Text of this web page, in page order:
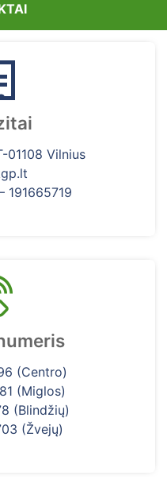
01108 Vilnius
191665719
(Centro)
(Miglos)
(Blindžių)
(Žvejų)